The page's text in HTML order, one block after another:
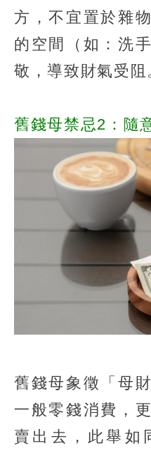
方，不宜置於雜
的空間（如：洗
敬，導致財氣受阻
舊錢母禁忌2：隨
舊錢母象徵「母
一般零錢消費，
賣出去，此舉如